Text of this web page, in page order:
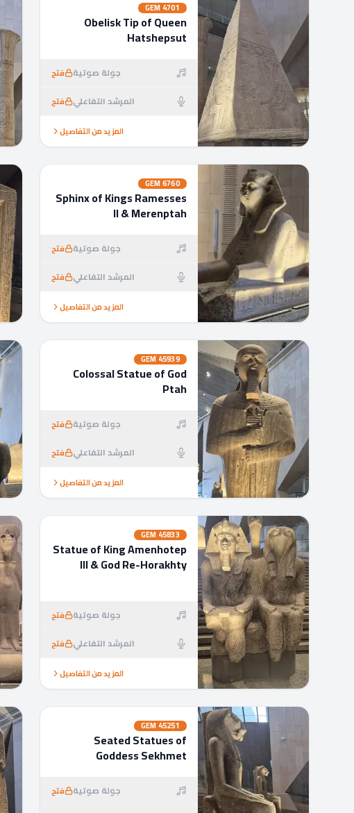
GEM 4701
Obelisk Tip of Queen
Hatshepsut
جولة صوتية فتح
المرشد التفاعلي فتح
المزيد من التفاصيل
GEM6760
Sphinx of Kings Ramesses
II & Merenptah
جولة صوتية فتح
المرشد التفاعلي فتح
المزيد من التفاصيل
GEM 45939
Colossal Statue of God
Ptah
جولة صوتية فتح
المرشد التفاعلي فتح
المزيد من التفاصيل
GEM 45833
Statue of King Amenhotep
III & God Re-Horakhty
جولة صوتية فتح
المرشد التفاعلي فتح
المزيد من التفاصيل
GEM 45251
Seated Statues of
Goddess Sekhmet
جولة صوتية فتح